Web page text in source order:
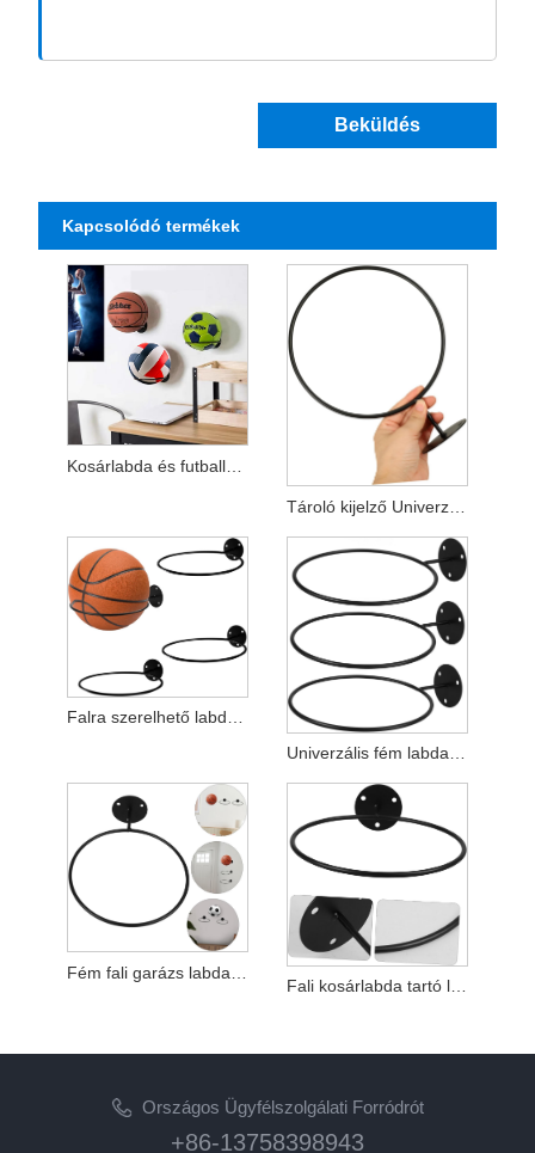
Beküldés
Kapcsolódó termékek
Kosárlabda és futballállvány Fém labdaállvány Termékek
Tároló kijelző Univerzális fém golyós állványok
Fali kosárlabda tartó labdatartó fali tartó
Országos Ügyfélszolgálati Forródrót
+86-13758398943